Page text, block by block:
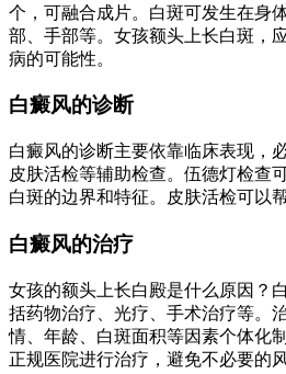
个，可融合成片。白斑可发生在身
部、手部等。女孩额头上长白斑，
病的可能性。
白癜风的诊断
白癜风的诊断主要依靠临床表现，
皮肤活检等辅助检查。伍德灯检查
白斑的边界和特征。皮肤活检可以
白癜风的治疗
女孩的额头上长白殿是什么原因？
括药物治疗、光疗、手术治疗等。
情、年龄、白斑面积等因素个体化
正规医院进行治疗，避免不必要的